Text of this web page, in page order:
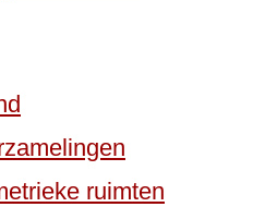
ruimten